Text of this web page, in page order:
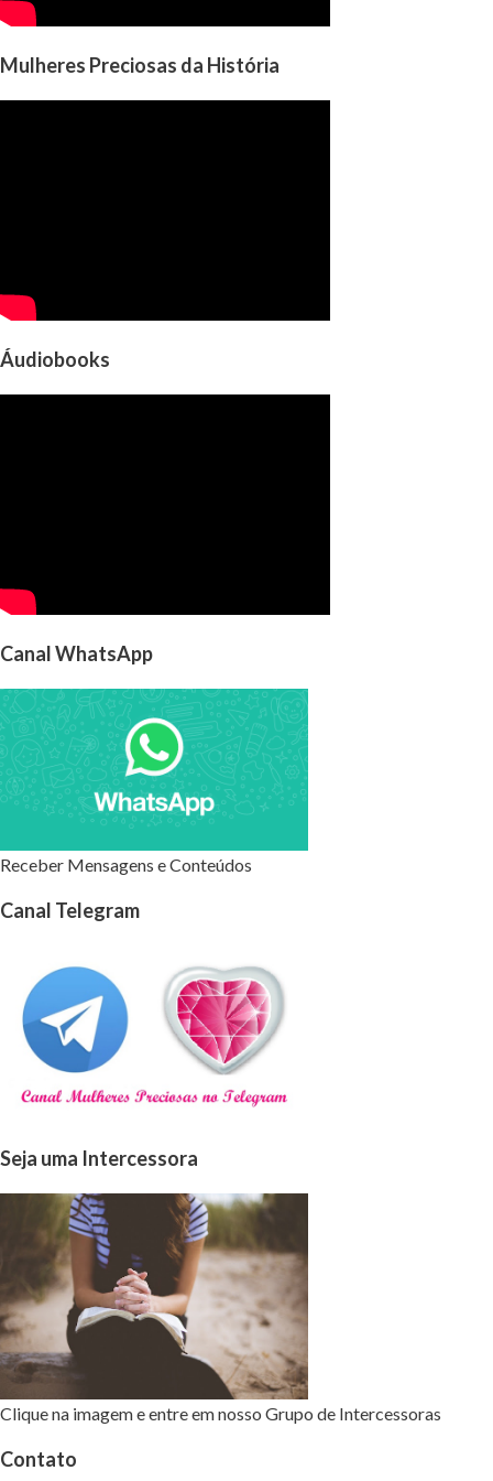
Mulheres Preciosas da História
Áudiobooks
Canal WhatsApp
Receber Mensagens e Conteúdos
Canal Telegram
Seja uma Intercessora
Clique na imagem e entre em nosso Grupo de Intercessoras
Contato